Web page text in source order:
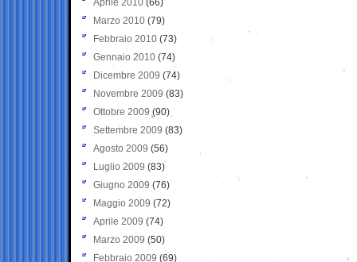
Aprile 2010 (66)
Marzo 2010 (79)
Febbraio 2010 (73)
Gennaio 2010 (74)
Dicembre 2009 (74)
Novembre 2009 (83)
Ottobre 2009 (90)
Settembre 2009 (83)
Agosto 2009 (56)
Luglio 2009 (83)
Giugno 2009 (76)
Maggio 2009 (72)
Aprile 2009 (74)
Marzo 2009 (50)
Febbraio 2009 (69)